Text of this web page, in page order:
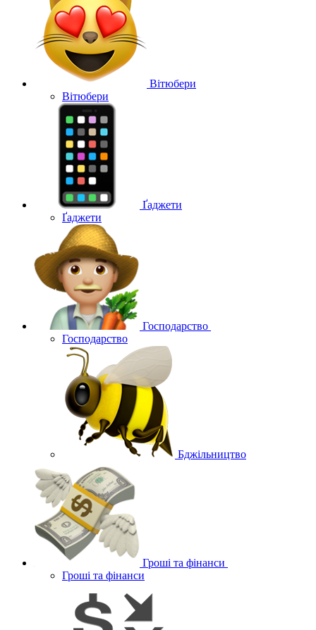
Вітюбери
Вітюбери
Ґаджети
Ґаджети
Господарство
Господарство
Бджільництво
Гроші та фінанси
Гроші та фінанси